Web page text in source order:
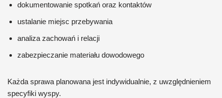
dokumentowanie spotkań oraz kontaktów
ustalanie miejsc przebywania
analiza zachowań i relacji
zabezpieczanie materiału dowodowego
Każda sprawa planowana jest indywidualnie, z uwzględnieniem
specyfiki wyspy.